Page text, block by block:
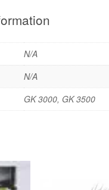
N/A
N/A
GK 3000, GK 3500